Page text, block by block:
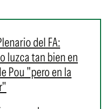
del FA:
luzca tan bien en
Pou "pero en la